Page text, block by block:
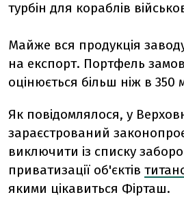
турбін для кораблів
Майже вся продукція
на експорт. Портфель
оцінюється більш ніж в 350
Як повідомлялося, у
зараєстрований
виключити із списку
приватизації об'єктів
якими цікавиться Фірташ.